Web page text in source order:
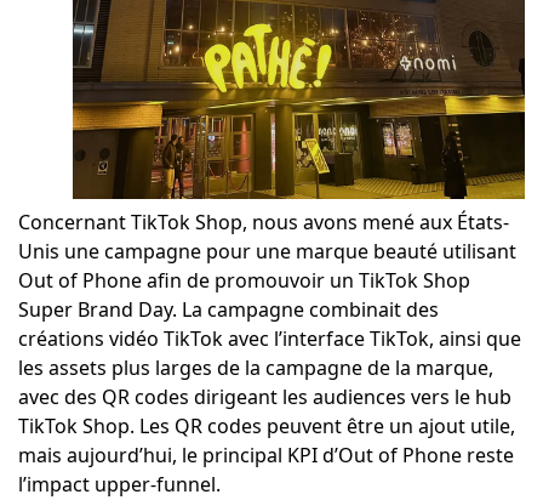
Concernant TikTok Shop, nous avons mené aux États-
Unis une campagne pour une marque beauté utilisant
Out of Phone afin de promouvoir un TikTok Shop
Super Brand Day. La campagne combinait des
créations vidéo TikTok avec l’interface TikTok, ainsi que
les assets plus larges de la campagne de la marque,
avec des QR codes dirigeant les audiences vers le hub
TikTok Shop. Les QR codes peuvent être un ajout utile,
mais aujourd’hui, le principal KPI d’Out of Phone reste
l’impact upper-funnel.